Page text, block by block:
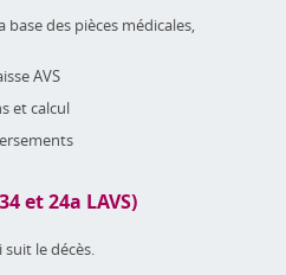
base des pièces médicales,
AVS
et calcul
et 24a LAVS)
le décès.